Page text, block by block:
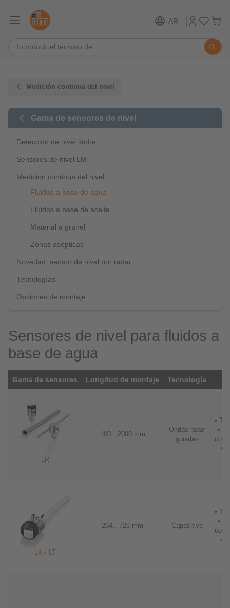
AR
Medición continua del nivel
Gama de sensores de nivel
Detección de nivel límite
Sensores de nivel LM
Medición continua del nivel
Fluidos a base de agua
Fluidos a base de aceite
Material a granel
Zonas asépticas
Novedad: sensor de nivel por radar
Tecnologías
Opciones de montaje
Sensores de nivel para fluidos a
base de agua
Gama de sensores Longitud de montaje Tecnología
LR
100…2000 mm
Ondas radar
guiadas
•
•
•
LK / LT
264…728 mm Capacitiva
•
•
•